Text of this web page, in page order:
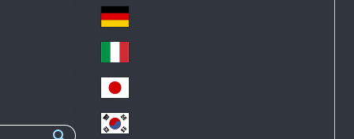
nc
e
Ge
an
y
Ital
y
Jap
an